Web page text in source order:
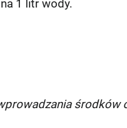
1 litr wody.
środków